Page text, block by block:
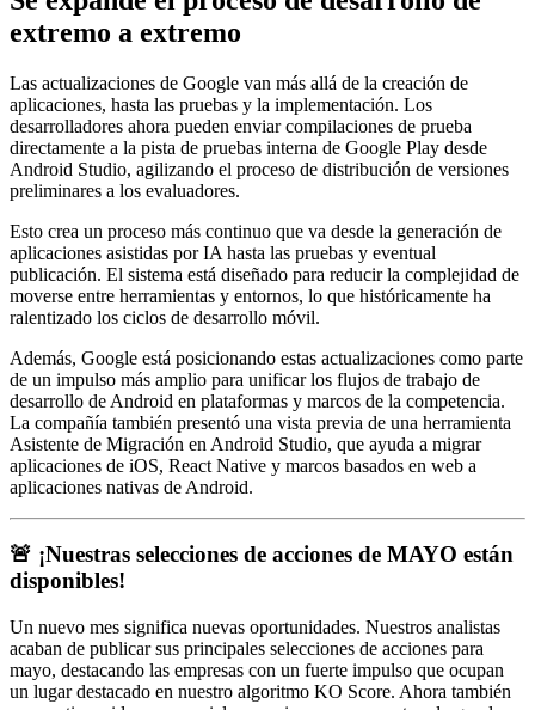
extremo a extremo
Las actualizaciones de Google van más allá de la creación de
aplicaciones, hasta las pruebas y la implementación. Los
desarrolladores ahora pueden enviar compilaciones de prueba
directamente a la pista de pruebas interna de Google Play desde
Android Studio, agilizando el proceso de distribución de versiones
preliminares a los evaluadores.
Esto crea un proceso más continuo que va desde la generación de
aplicaciones asistidas por IA hasta las pruebas y eventual
publicación. El sistema está diseñado para reducir la complejidad de
moverse entre herramientas y entornos, lo que históricamente ha
ralentizado los ciclos de desarrollo móvil.
Además, Google está posicionando estas actualizaciones como parte
de un impulso más amplio para unificar los flujos de trabajo de
desarrollo de Android en plataformas y marcos de la competencia.
La compañía también presentó una vista previa de una herramienta
Asistente de Migración en Android Studio, que ayuda a migrar
aplicaciones de iOS, React Native y marcos basados ​​en web a
aplicaciones nativas de Android.
🚨 ¡Nuestras selecciones de acciones de MAYO están
disponibles!
Un nuevo mes significa nuevas oportunidades. Nuestros analistas
acaban de publicar sus principales selecciones de acciones para
mayo, destacando las empresas con un fuerte impulso que ocupan
un lugar destacado en nuestro algoritmo KO Score. Ahora también